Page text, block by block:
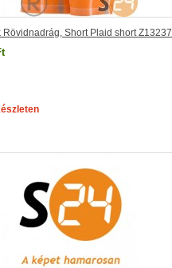
Rövidnadrág, Short Plaid short Z13237